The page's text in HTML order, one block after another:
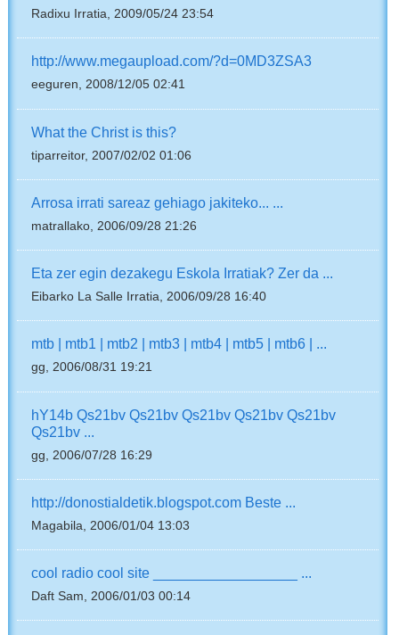
Radixu Irratia, 2009/05/24 23:54
http://www.megaupload.com/?d=0MD3ZSA3
eeguren, 2008/12/05 02:41
What the Christ is this?
tiparreitor, 2007/02/02 01:06
Arrosa irrati sareaz gehiago jakiteko... ...
matrallako, 2006/09/28 21:26
Eta zer egin dezakegu Eskola Irratiak? Zer da ...
Eibarko La Salle Irratia, 2006/09/28 16:40
mtb | mtb1 | mtb2 | mtb3 | mtb4 | mtb5 | mtb6 | ...
gg, 2006/08/31 19:21
hY14b Qs21bv Qs21bv Qs21bv Qs21bv Qs21bv
Qs21bv ...
gg, 2006/07/28 16:29
http://donostialdetik.blogspot.com Beste ...
Magabila, 2006/01/04 13:03
cool radio cool site __________________ ...
Daft Sam, 2006/01/03 00:14